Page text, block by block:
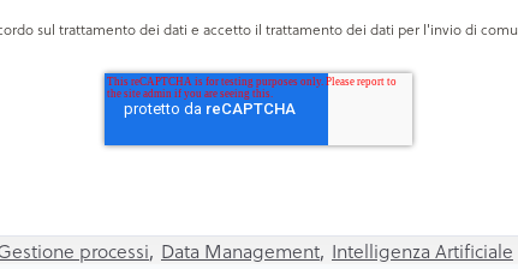
sul trattamento dei dati e accetto il trattamento dei dati per l'invio di
processi, Data Management, Intelligenza Artificiale